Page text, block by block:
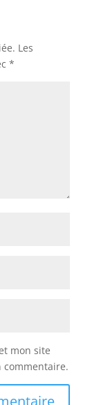
Les
*
mon site